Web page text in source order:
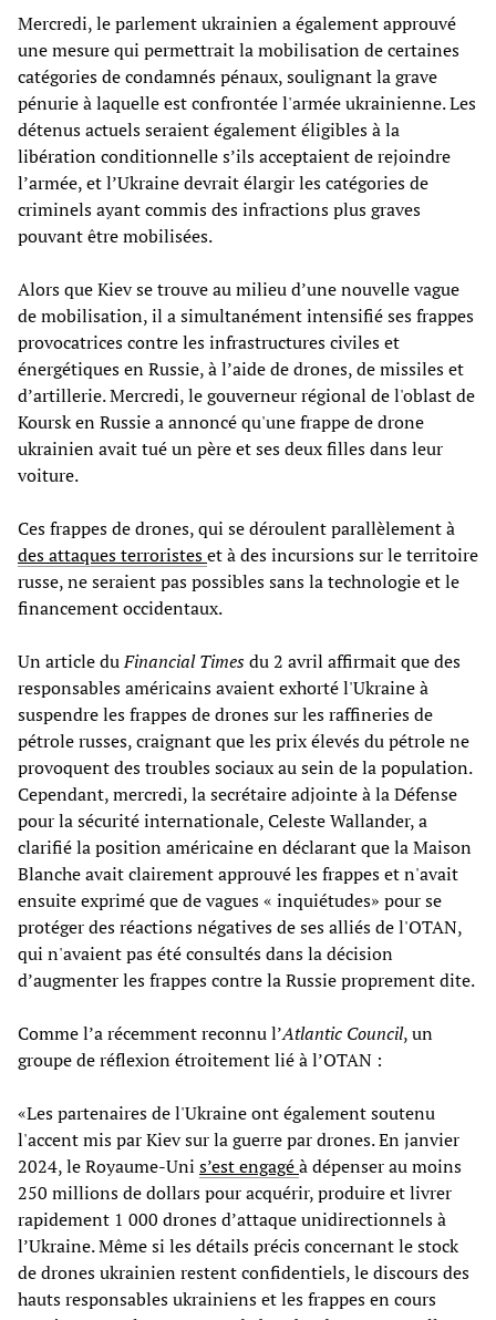
Mercredi, le parlement ukrainien a également approuvé
une mesure qui permettrait la mobilisation de certaines
catégories de condamnés pénaux, soulignant la grave
pénurie à laquelle est confrontée l'armée ukrainienne. Les
détenus actuels seraient également éligibles à la
libération conditionnelle s’ils acceptaient de rejoindre
l’armée, et l’Ukraine devrait élargir les catégories de
criminels ayant commis des infractions plus graves
pouvant être mobilisées.
Alors que Kiev se trouve au milieu d’une nouvelle vague
de mobilisation, il a simultanément intensifié ses frappes
provocatrices contre les infrastructures civiles et
énergétiques en Russie, à l’aide de drones, de missiles et
d’artillerie. Mercredi, le gouverneur régional de l'oblast de
Koursk en Russie a annoncé qu'une frappe de drone
ukrainien avait tué un père et ses deux filles dans leur
voiture.
Ces frappes de drones, qui se déroulent parallèlement à
des attaques terroristeset à des incursions sur le territoire
russe, ne seraient pas possibles sans la technologie et le
financement occidentaux.
Un article duFinancial Timesdu 2 avril affirmait que des
responsables américains avaient exhorté l'Ukraine à
suspendre les frappes de drones sur les raffineries de
pétrole russes, craignant que les prix élevés du pétrole ne
provoquent des troubles sociaux au sein de la population.
Cependant, mercredi, la secrétaire adjointe à la Défense
pour la sécurité internationale, Celeste Wallander, a
clarifié la position américaine en déclarant que la Maison
Blanche avait clairement approuvé les frappes et n'avait
ensuite exprimé que de vagues « inquiétudes» pour se
protéger des réactions négatives de ses alliés de l'OTAN,
qui n'avaient pas été consultés dans la décision
d’augmenter les frappes contre la Russie proprement dite.
Comme l’a récemment reconnu l’Atlantic Council, un
groupe de réflexion étroitement lié à l’OTAN :
«Les partenaires de l'Ukraine ont également soutenu
l'accent mis par Kiev sur la guerre par drones. En janvier
2024, le Royaume-Uni s’est engagéà dépenser au moins
250 millions de dollars pour acquérir, produire et livrer
rapidement 1 000 drones d’attaque unidirectionnels à
l’Ukraine. Même si les détails précis concernant le stock
de drones ukrainien restent confidentiels, le discours des
hauts responsables ukrainiens et les frappes en cours